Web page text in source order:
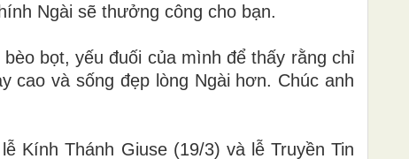
Ngài sẽ thưởng công cho bạn.
bọt, yếu đuối của mình để thấy rằng chỉ
cao và sống đẹp lòng Ngài hơn. Chúc anh
Kính Thánh Giuse (19/3) và lễ Truyền Tin